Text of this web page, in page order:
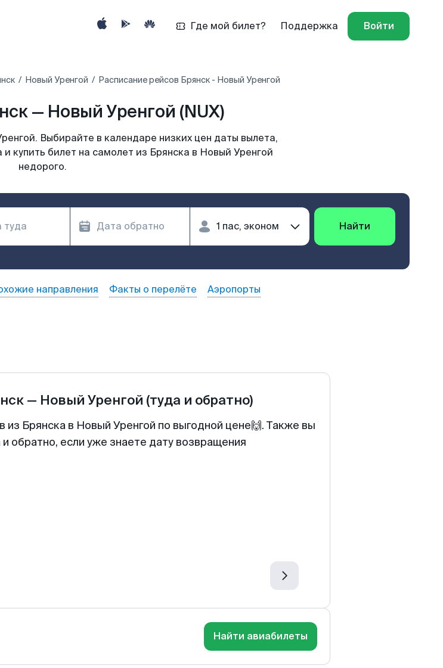
Где мой билет? Поддержка Войти
Новый Уренгой Расписание рейсов Брянск - Новый Уренгой
— Новый Уренгой (NUX)
Выбирайте в календаре низких цен даты вылета,
купить билет на самолет из Брянска в Новый Уренгой
недорого.
Найти
направления Факты о перелёте Аэропорты
— Новый Уренгой (туда и обратно)
Брянска в Новый Уренгой по выгодной цене🙌. Также вы
обратно, если уже знаете дату возвращения
Найти авиабилеты